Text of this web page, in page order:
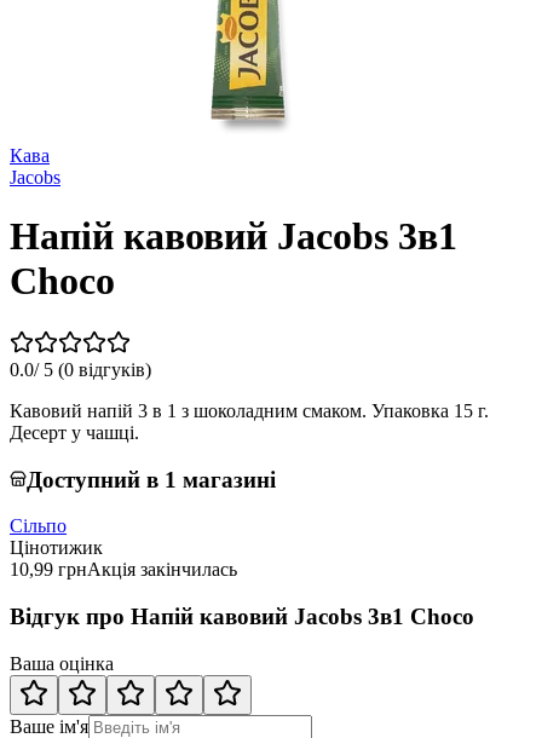
Кава
Jacobs
Напій кавовий Jacobs 3в1
Choco
0.0/ 5 (0 відгуків)
Кавовий напій 3 в 1 з шоколадним смаком. Упаковка 15 г.
Десерт у чашці.
Доступний в 1 магазині
Сільпо
Цінотижик
10,99 грнАкція закінчилась
Відгук про Напій кавовий Jacobs 3в1 Choco
Ваша оцінка
Ваше ім'я